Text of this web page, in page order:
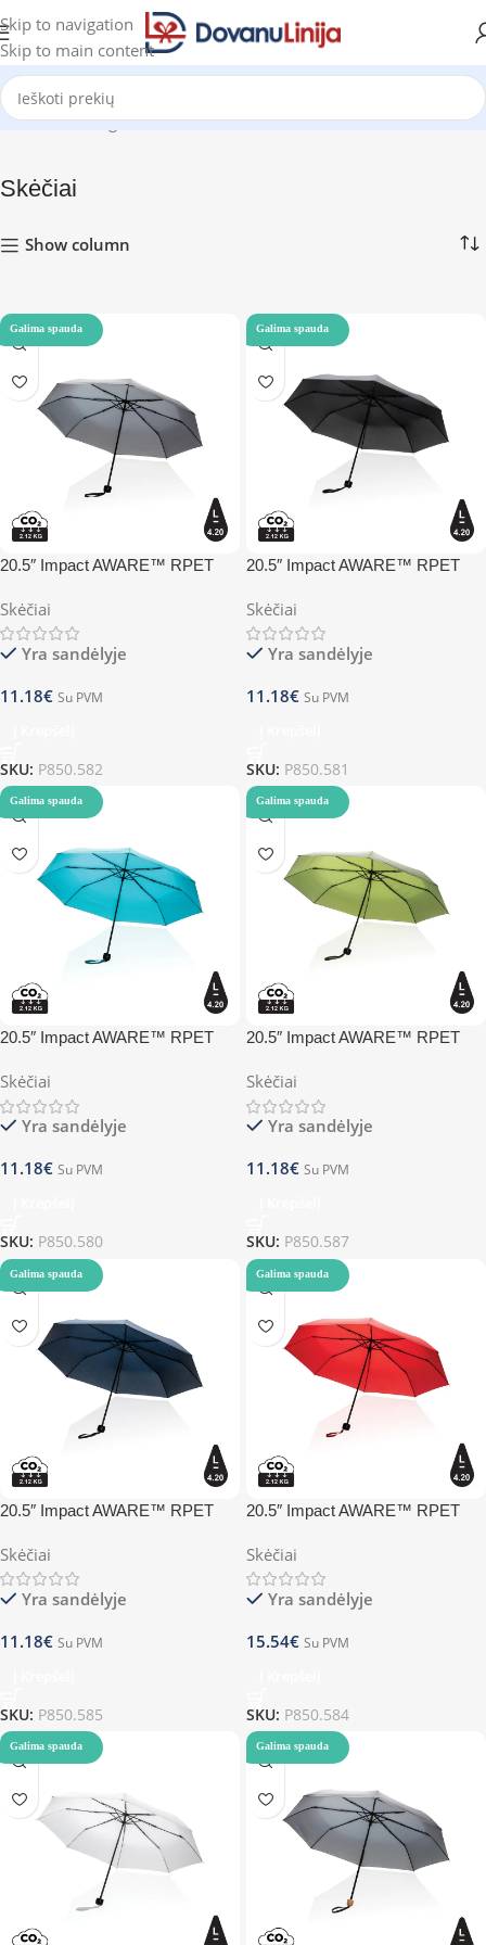
Skip to navigation
Skip to main content
Pradžia Katalogas Skėčiai Rodoma 1–12 iš 145
Skėčiai
Show column
Galima spauda
20.5″ Impact AWARE™ RPET
Skėčiai
Yra sandėlyje
11.18€ Su PVM
SKU: P850.582
Galima spauda
20.5″ Impact AWARE™ RPET
Skėčiai
Yra sandėlyje
11.18€ Su PVM
SKU: P850.581
Galima spauda
20.5″ Impact AWARE™ RPET
Skėčiai
Yra sandėlyje
11.18€ Su PVM
SKU: P850.580
Galima spauda
20.5″ Impact AWARE™ RPET
Skėčiai
Yra sandėlyje
11.18€ Su PVM
SKU: P850.587
Galima spauda
20.5″ Impact AWARE™ RPET
Skėčiai
Yra sandėlyje
11.18€ Su PVM
SKU: P850.585
Galima spauda
20.5″ Impact AWARE™ RPET
Skėčiai
Yra sandėlyje
15.54€ Su PVM
SKU: P850.584
Galima spauda Galima spauda